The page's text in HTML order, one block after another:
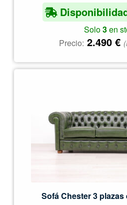
Solo3en
Precio: 2.490 €
Sofá Chester 3